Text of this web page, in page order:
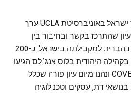
מרכז נזריאן ללימודי ארץ ישראל באוניברסיטת UCLA ערך
שהתרכז בקשר ובחיבור בין
הקהילה היהודית בארצות הברית למקבילתה בישראל. כ-200
היהודית בלוס אנג׳לס הגיעו
לאולם ה-COVEL COMMONS ונהנו מיום עיון פורה שכלל
דת, עסקים וטכנולוגיה